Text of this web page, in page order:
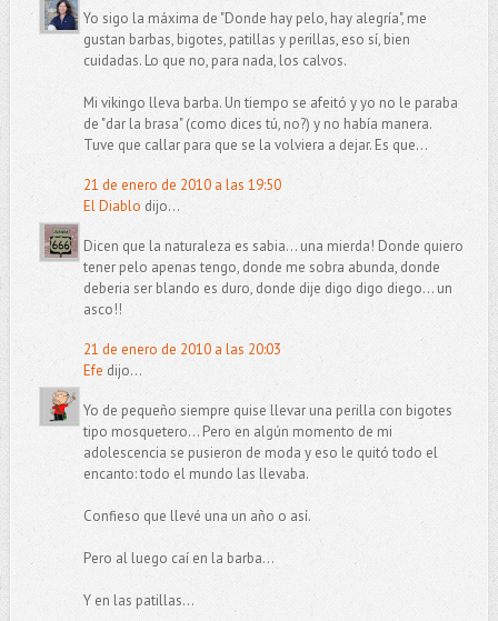
Yo sigo la máxima de "Donde hay pelo, hay alegría", me
gustan barbas, bigotes, patillas y perillas, eso sí, bien
cuidadas. Lo que no, para nada, los calvos.
Mi vikingo lleva barba. Un tiempo se afeitó y yo no le paraba
de "dar la brasa" (como dices tú, no?) y no había manera.
Tuve que callar para que se la volviera a dejar. Es que...
21 de enero de 2010 a las 19:50
El Diablo dijo...
Dicen que la naturaleza es sabia... una mierda! Donde quiero
tener pelo apenas tengo, donde me sobra abunda, donde
deberia ser blando es duro, donde dije digo digo diego... un
asco!!
21 de enero de 2010 a las 20:03
Efe dijo...
Yo de pequeño siempre quise llevar una perilla con bigotes
tipo mosquetero... Pero en algún momento de mi
adolescencia se pusieron de moda y eso le quitó todo el
encanto: todo el mundo las llevaba.
Confieso que llevé una un año o así.
Pero al luego caí en la barba...
Y en las patillas...